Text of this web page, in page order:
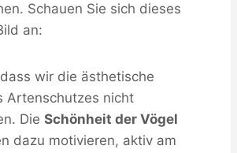
Schauen Sie sich dieses
an:
wir die ästhetische
Artenschutzes nicht
Die Schönheit der Vögel
dazu motivieren, aktiv am